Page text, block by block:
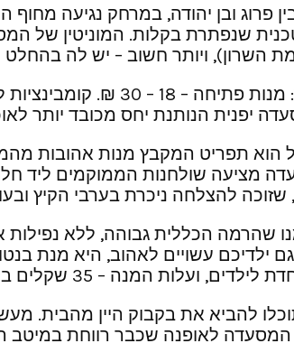
פרוג ובן יהודה, במרחק נגיעה
שנפתרת בקלות. המוניטין
השרון), ויותר חשוב – יש לה
יפנית הנותנת יחס מכובד יותר
הוא תפריט המקבץ מנות אהובות
מציעה שולחנות הממוקמים ליד חלון
להצלחה ניכרת בערבי הקיץ
שהרמה הכללית גבוהה, ללא
ילדיכם עשויים לאהוב, היא מנת
ועלות המנה – 35 שקלים בלבד.
להביא את בקבוק היין
לאופנה שכבר רווחת במיטב